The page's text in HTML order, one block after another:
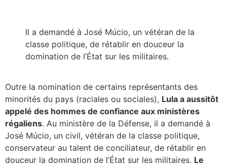
Il a demandé à José Múcio, un vétéran de la
classe politique, de rétablir en douceur la
domination de l’État sur les militaires.
Outre la nomination de certains représentants des
minorités du pays (raciales ou sociales), Lula a aussitôt
appelé des hommes de confiance aux ministères
régaliens. Au ministère de la Défense, il a demandé à
José Múcio, un civil, vétéran de la classe politique,
conservateur au talent de conciliateur, de rétablir en
douceur la domination de l’État sur les militaires. Le